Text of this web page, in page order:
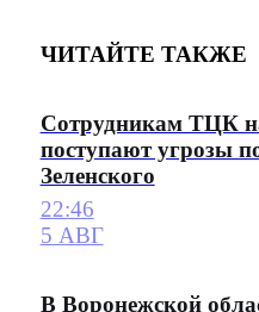
ЧИТАЙТЕ ТАКЖЕ
Сотрудникам ТЦК
поступают угрозы
Зеленского
22:46
5 АВГ
В Воронежской